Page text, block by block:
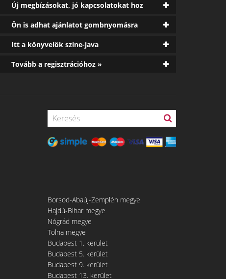
Új megbízásokat, jó kapcsolatokat hoz
Ön is adhat ajánlatot gombnyomásra
Itt a könyvelők színe-java
Tovább a regisztrációhoz »
Borsod-Abaúj-Zemplén megye
Hajdú-Bihar megye
Nógrád megye
Tolna megye
Budapest 1. kerület
Budapest 5. kerület
Budapest 9. kerület
Budapest 13. kerület